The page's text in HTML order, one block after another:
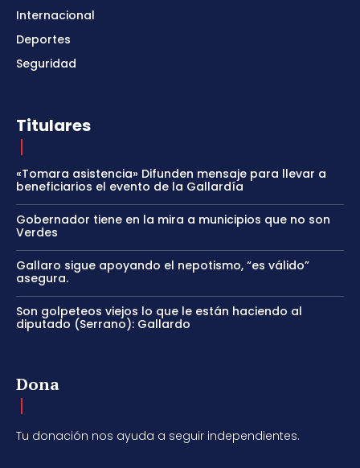
Internacional
Deportes
Seguridad
Titulares
«Tomara asistencia» Difunden mensaje para llevar a
beneficiarios el evento de la Gallardía
Gobernador tiene en la mira a municipios que no son
Verdes
Gallaro sigue apoyando el nepotismo, “es válido”
asegura.
Son golpeteos viejos lo que le están haciendo al
diputado (Serrano): Gallardo
Dona
Tu donación nos ayuda a seguir independientes.